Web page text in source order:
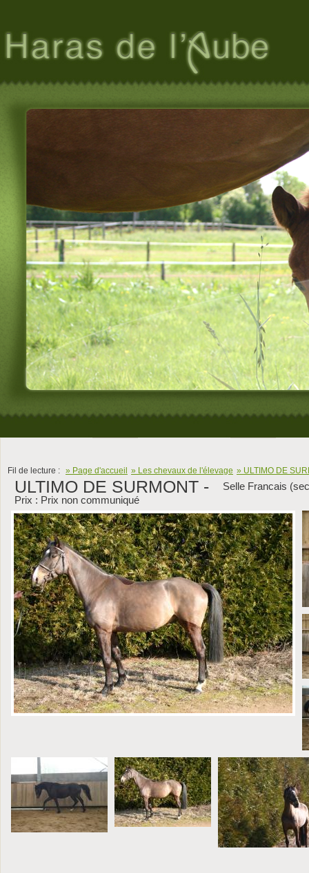
Fil de lecture : » Page d'accueil » Les chevaux de l'élevage » ULTIMO DE
ULTIMO DE SURMONT -
Selle Francais
Prix : Prix non communiqué